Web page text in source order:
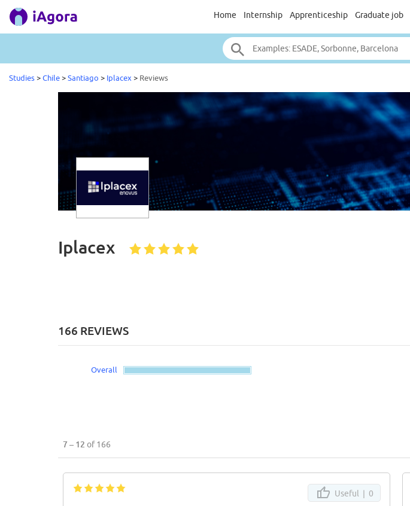
Home Internship Apprenticeship Graduate job
Studies>Chile>Santiago > Iplacex > Reviews
Iplacex
166 REVIEWS
Overall
7 – 12 of 166
Useful | 0